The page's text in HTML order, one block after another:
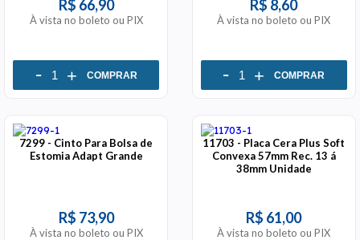
R$ 66,90
À vista no boleto ou PIX
- + COMPRAR
R$ 8,60
À vista no boleto ou PIX
- + COMPRAR
7299 - Cinto Para Bolsa de
Estomia Adapt Grande
R$ 73,90
À vista no boleto ou PIX
11703 - Placa Cera Plus Soft
Convexa 57mm Rec. 13 á
38mm Unidade
R$ 61,00
À vista no boleto ou PIX